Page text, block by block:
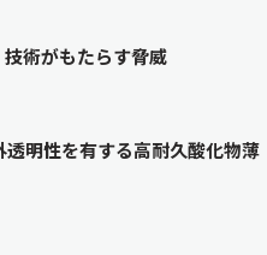
術がもたらす脅威
明性を有する高耐久酸化物薄